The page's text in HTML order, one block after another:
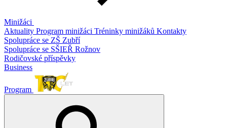
Minižáci
Aktuality Program minižáci Tréninky minižáků Kontakty
Spolupráce se ZŠ Zubří
Spolupráce se SŠIEŘ Rožnov
Rodičovské příspěvky
Business
Program